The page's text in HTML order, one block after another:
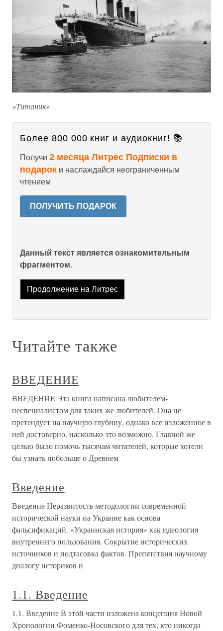
«Титаник»
Более 800 000 книг и аудиокниг! 📚
Получи 2 месяца Литрес Подписки в
подарок и наслаждайся неограниченным
чтением
ПОЛУЧИТЬ ПОДАРОК
Данный текст является ознакомительным
фрагментом.
Продолжение на Литрес
Читайте также
ВВЕДЕНИЕ
ВВЕДЕНИЕ Эта книга написана любителем-
неспециалистом для таких же любителей. Она не
претендует на научную глубину, однако все изложенное в
ней достоверно, насколько это возможно. Главной же
целью было помочь тысячам читателей, которые хотели
бы узнать побольше о Древнем
Введение
Введение Неразвитость методологии современной
исторической науки на Украине как основа
фальсификаций. «Украинская история» как идеология
внутреннего пользования. Сокрытие исторических
источников и подтасовка фактов. Препятствия научному
диалогу историков и
1.1. Введение
1.1. Введение В этой части изложена концепция Новой
Хронологии Фоменко-Носовского для тех, кто никогда